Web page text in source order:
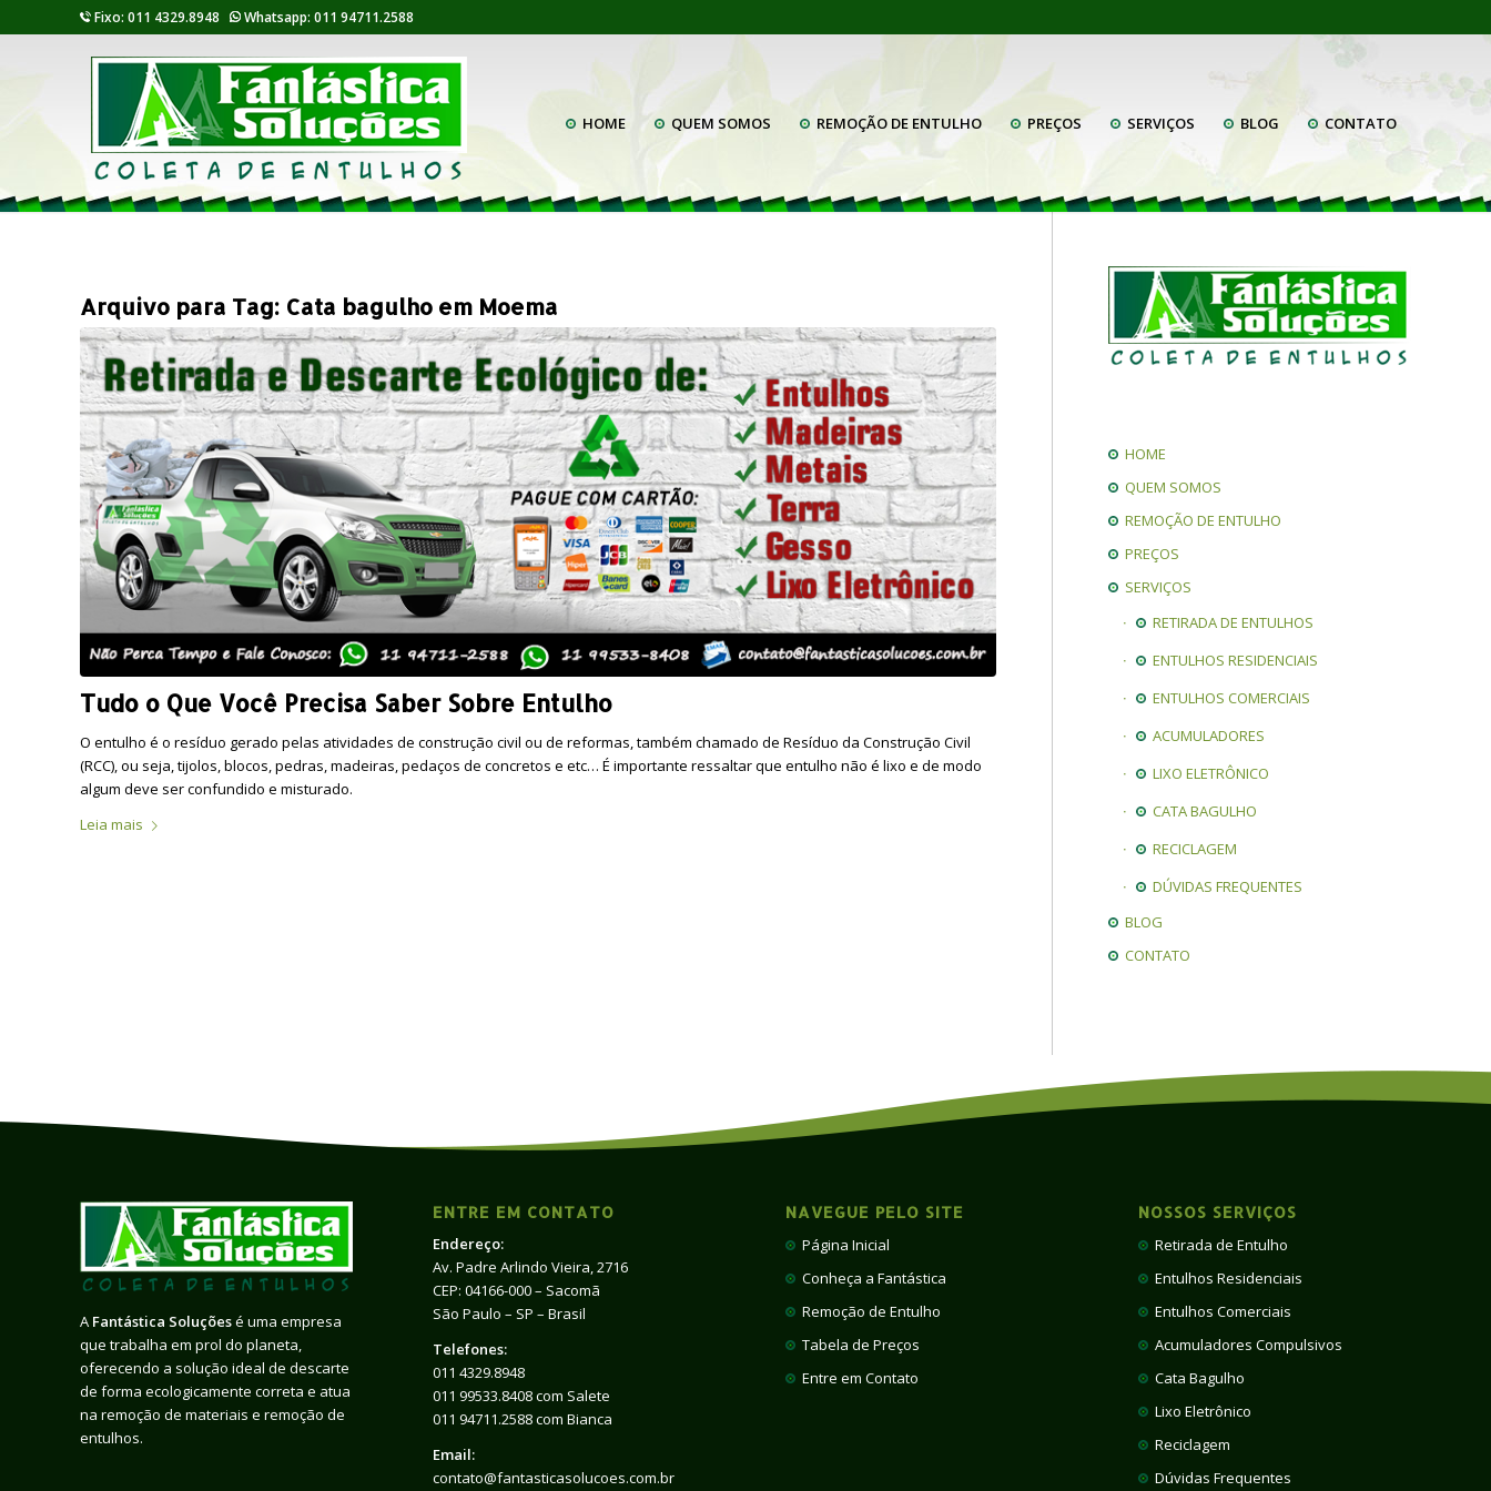
Fixo: 011 4329.8948 Whatsapp: 011 94711.2588
HOME QUEM SOMOS REMOÇÃO DE ENTULHO PREÇOS SERVIÇOS BLOG CONTATO
Arquivo para Tag: Cata bagulho em Moema
Tudo o Que Você Precisa Saber Sobre Entulho
O entulho é o resíduo gerado pelas atividades de construção civil ou de reformas, também chamado de Resíduo da Construção Civil
(RCC), ou seja, tijolos, blocos, pedras, madeiras, pedaços de concretos e etc… É importante ressaltar que entulho não é lixo e de modo
algum deve ser confundido e misturado.
Leia mais
HOME
QUEM SOMOS
REMOÇÃO DE ENTULHO
PREÇOS
SERVIÇOS
RETIRADA DE ENTULHOS
ENTULHOS RESIDENCIAIS
ENTULHOS COMERCIAIS
ACUMULADORES
LIXO ELETRÔNICO
CATA BAGULHO
RECICLAGEM
DÚVIDAS FREQUENTES
BLOG
CONTATO
A Fantástica Soluçõesé uma empresa
que trabalha em prol do planeta,
oferecendo a solução ideal de descarte
de forma ecologicamente correta e atua
na remoção de materiais e remoção de
entulhos.
ENTRE EM CONTATO
Endereço:
Av. Padre Arlindo Vieira, 2716
CEP: 04166-000 – Sacomã
São Paulo – SP – Brasil
Telefones:
011 4329.8948
011 99533.8408 com Salete
011 94711.2588 com Bianca
Email:
contato@fantasticasolucoes.com.br
NAVEGUE PELO SITE
Página Inicial
Conheça a Fantástica
Remoção de Entulho
Tabela de Preços
Entre em Contato
NOSSOS SERVIÇOS
Retirada de Entulho
Entulhos Residenciais
Entulhos Comerciais
Acumuladores Compulsivos
Cata Bagulho
Lixo Eletrônico
Reciclagem
Dúvidas Frequentes